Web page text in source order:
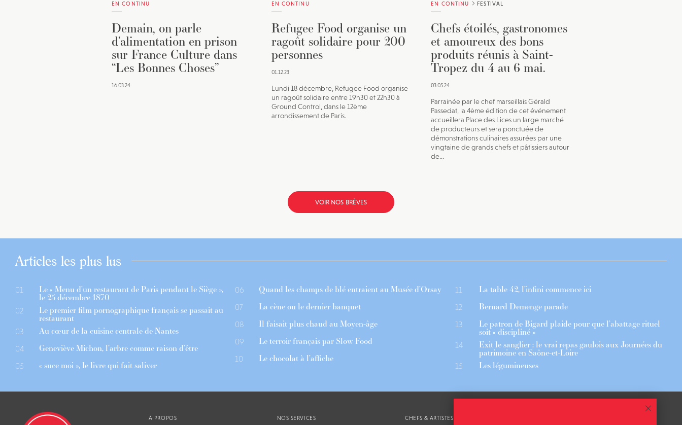
EN CONTINU
Demain, on parle
d’alimentation en prison
sur France Culture dans
“Les Bonnes Choses”
16.03.24
EN CONTINU
Refugee Food organise un
ragoût solidaire pour 200
personnes
01.12.23
Lundi 18 décembre, Refugee Food organise
un ragoût solidaire entre 19h30 et 22h30 à
Ground Control, dans le 12ème
arrondissement de Paris.
EN CONTINU FESTIVAL
Chefs étoilés, gastronomes
et amoureux des bons
produits réunis à Saint-
Tropez du 4 au 6 mai.
03.05.24
Parrainée par le chef marseillais Gérald
Passedat, la 4ème édition de cet événement
accueillera Place des Lices un large marché
de producteurs et sera ponctuée de
démonstrations culinaires assurées par une
vingtaine de grands chefs et pâtissiers autour
de...
VOIR NOS BRÈVES
Articles les plus lus
01 Le « Menu d’un restaurant de Paris pendant le Siège »,
le 25 décembre 1870
02 Le premier film pornographique français se passait au
restaurant
03 Au cœur de la cuisine centrale de Nantes
04 Geneviève Michon, l’arbre comme raison d’être
05 « suce moi », le livre qui fait saliver
06 Quand les champs de blé entraient au Musée d’Orsay
07 La cène ou le dernier banquet
08 Il faisait plus chaud au Moyen-âge
09 Le terroir français par Slow Food
10 Le chocolat à l’affiche
11 La table 42, l’infini commence ici
12 Bernard Demenge parade
13 Le patron de Bigard plaide pour que l’abattage rituel
soit « discipliné »
14 Exit le sanglier : le vrai repas gaulois aux Journées du
patrimoine en Saône-et-Loire
15 Les légumineuses
À PROPOS NOS SERVICES CHEFS & ARTISTES ASSOCIÉS